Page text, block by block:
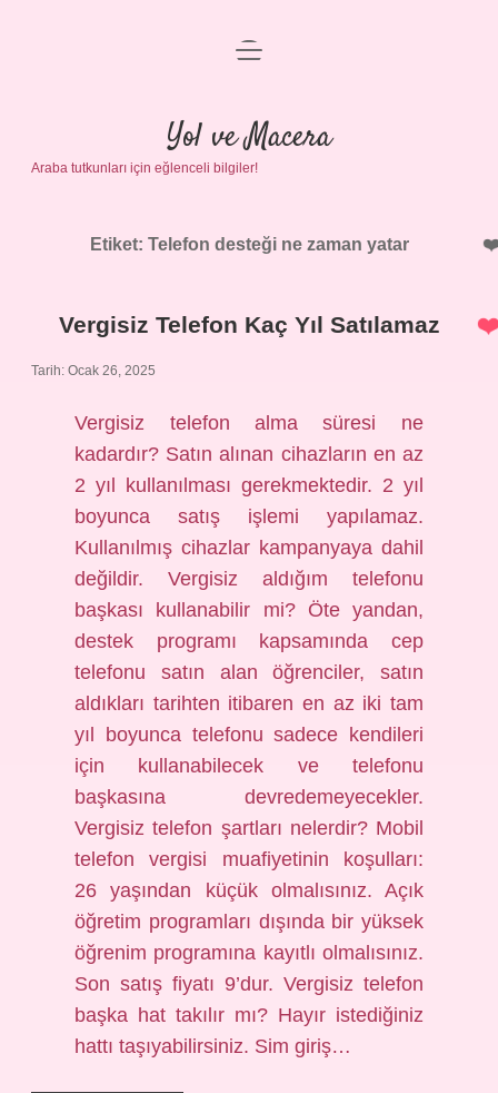
Anasayfa
Gizlilik Politikası
Yasal Uyarı
menüyü
Yol ve Macera
Araba tutkunları için eğlenceli bilgiler!
Etiket: Telefon desteği ne zaman yatar
Vergisiz Telefon Kaç Yıl Satılamaz
Tarih: Ocak 26, 2025
Vergisiz telefon alma süresi ne
kadardır? Satın alınan cihazların en az
2 yıl kullanılması gerekmektedir. 2 yıl
boyunca satış işlemi yapılamaz.
Kullanılmış cihazlar kampanyaya dahil
değildir. Vergisiz aldığım telefonu
başkası kullanabilir mi? Öte yandan,
destek programı kapsamında cep
telefonu satın alan öğrenciler, satın
aldıkları tarihten itibaren en az iki tam
yıl boyunca telefonu sadece kendileri
için kullanabilecek ve telefonu
başkasına devredemeyecekler.
Vergisiz telefon şartları nelerdir? Mobil
telefon vergisi muafiyetinin koşulları:
26 yaşından küçük olmalısınız. Açık
öğretim programları dışında bir yüksek
öğrenim programına kayıtlı olmalısınız.
Son satış fiyatı 9’dur. Vergisiz telefon
başka hat takılır mı? Hayır istediğiniz
hattı taşıyabilirsiniz. Sim giriş…